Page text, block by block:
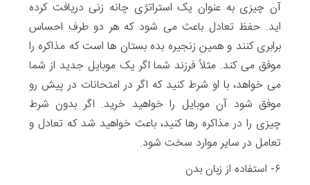
آن چیزی به عنوان یک استراتژی چانه زنی دریافت کرده
اید. حفظ تعادل باعث می شود که هر دو طرف احساس
برابری کنند و همین زنجیره بده بستان ها است که مذاکره را
موفق می کند. مثلاً فرزند شما اگر یک موبایل جدید از شما
می خواهد، با او شرط کنید که اگر در امتحانات در پیش رو
موفق شود آن موبایل را خواهید خرید. اگر بدون شرط
چیزی را در مذاکره رها کنید، باعث خواهید شد که تعادل و
تعامل در سایر موارد سخت شود.
۶- استفاده از زبان بدن